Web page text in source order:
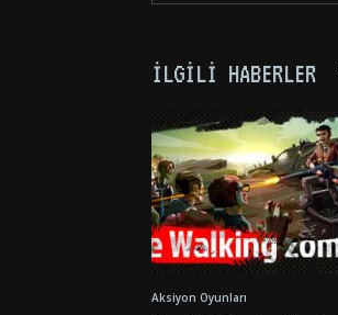
İLGILI HABERLER
Aksiyon Oyunları